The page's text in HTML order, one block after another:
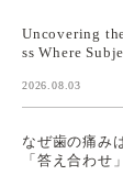
Uncovering
ss Where
2026.08.03
なぜ歯の痛み
「答え合わせ